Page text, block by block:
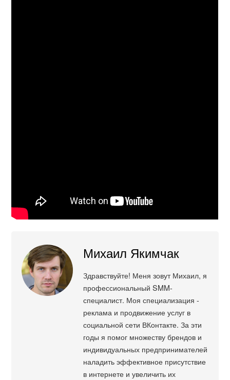
Михаил Якимчак
Здравствуйте! Меня зовут Михаил, я
профессиональный SMM-
специалист. Моя специализация -
реклама и продвижение услуг в
социальной сети ВКонтакте. За эти
годы я помог множеству брендов и
индивидуальных предпринимателей
наладить эффективное присутствие
в интернете и увеличить их